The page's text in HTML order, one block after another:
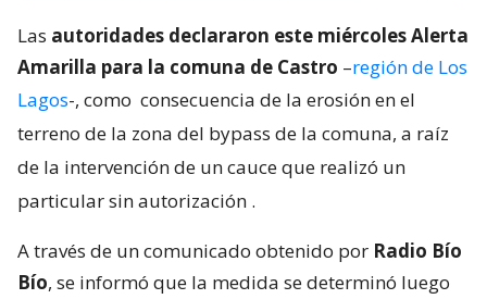
Las autoridades declararon este miércoles Alerta
Amarilla para la comuna de Castro –región de Los
Lagos-, como consecuencia de la erosión en el
terreno de la zona del bypass de la comuna, a raíz
de la intervención de un cauce que realizó un
particular sin autorización .
A través de un comunicado obtenido por Radio Bío
Bío, se informó que la medida se determinó luego